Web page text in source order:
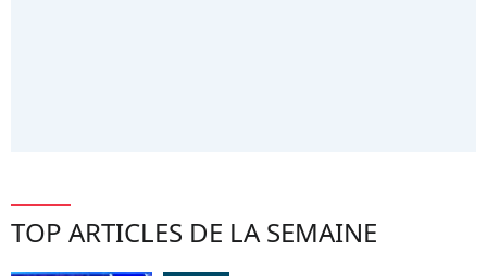
TOP ARTICLES DE LA SEMAINE